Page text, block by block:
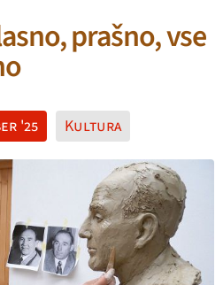
prašno, vse
'25 Kultura